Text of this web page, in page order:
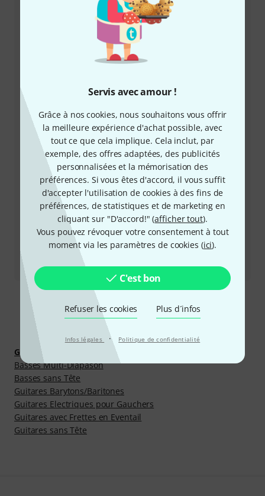
Servis avec amour !
Grâce à nos cookies, nous souhaitons vous offrir
la meilleure expérience d'achat possible, avec
tout ce que cela implique. Cela inclut, par
exemple, des offres adaptées, des publicités
personnalisées et la mémorisation des
préférences. Si vous êtes d'accord, il vous suffit
d'accepter l'utilisation de cookies à des fins de
préférences, de statistiques et de marketing en
cliquant sur "D'accord!" (afficher tout).
Vous pouvez révoquer votre consentement à tout
moment via les paramètres de cookies (ici).
C'est bon
Refuser les cookies Plus d´infos
Infos légales · Politique de confidentialité
+33-176548596
Notre service client est à votre disposition pour
répondre à toutes vos questions et résoudre
Préparer le numéro client
Horaires d'ouverture (CEST - Heure
d'été d'Europe centrale)
Demander un rappel téléphonique
Plus d'options de contact
Retourner un produit
Tous les interlocuteurs
Découvrir plus
Guitares & Basses
Basses Multi-Diapason
Basses sans Tête
Guitares Barytons/Baritones
Guitares Electriques pour Gauchers
Guitares avec Frettes en Eventail
Guitares sans Tête